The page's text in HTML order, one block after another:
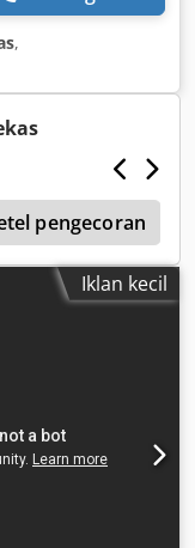
,
pengecoran
Iklan kecil